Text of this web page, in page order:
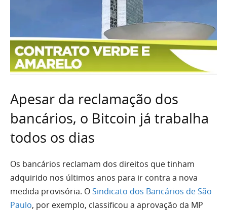
Apesar da reclamação dos
bancários, o Bitcoin já trabalha
todos os dias
Os bancários reclamam dos direitos que tinham
adquirido nos últimos anos para ir contra a nova
medida provisória. OSindicato dos Bancários de São
Paulo, por exemplo, classificou a aprovação da MP